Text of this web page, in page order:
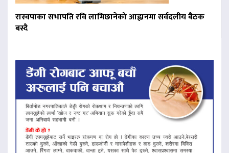
रास्वपाका सभापति रवि लामिछानेको आह्वानमा सर्वदलीय बैठक
बस्दै